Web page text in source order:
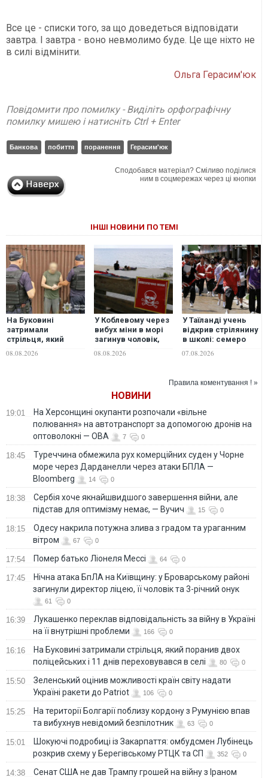
Все це - списки того, за що доведеться відповідати
завтра. І завтра - воно невмолимо буде. Це ще ніхто не
в силі відмінити.
Ольга Герасим'юк
Повідомити про помилку - Виділіть орфографічну
помилку мишею і натисніть Ctrl + Enter
Банкова побиття поранення Герасим'юк
Сподобався матеріал? Сміливо поділися
ним в соцмережах через ці кнопки
ІНШІ НОВИНИ ПО ТЕМІ
На Буковині
затримали
стрільця, який
поліцейських і 11
08.08.2026
У Коблевому через
вибух міни в морі
загинув чоловік,
08.08.2026
У Таїланді учень
відкрив стрілянину
в школі: семеро
поранених
07.08.2026
Правила коментування ! »
НОВИНИ
19:01
На Херсонщині окупанти розпочали «вільне
полювання» на автотранспорт за допомогою дронів на
оптоволокні — ОВА
7 0
18:45
Туреччина обмежила рух комерційних суден у Чорне
море через Дарданелли через атаки БПЛА —
Bloomberg
14 0
18:38
Сербія хоче якнайшвидшого завершення війни, але
підстав для оптимізму немає, — Вучич
15 0
18:15
Одесу накрила потужна злива з градом та ураганним
вітром
67 0
17:54 Помер батько Ліонеля Мессі 64 0
17:45
Нічна атака БпЛА на Київщину: у Броварському районі
загинули директор ліцею, її чоловік та 3-річний онук
61 0
16:39
Лукашенко переклав відповідальність за війну в Україні
на її внутрішні проблеми
166 0
16:16
На Буковині затримали стрільця, який поранив двох
поліцейських і 11 днів переховувався в селі
80 0
15:50
Зеленський оцінив можливості країн світу надати
Україні ракети до Patriot
106 0
15:25
На території Болгарії поблизу кордону з Румунією впав
та вибухнув невідомий безпілотник
63 0
15:01
Шокуючі подробиці із Закарпаття: омбудсмен Лубінець
розкрив схему у Берегівському РТЦК та СП
352 0
14:38 Сенат США не дав Трампу грошей на війну з Іраном